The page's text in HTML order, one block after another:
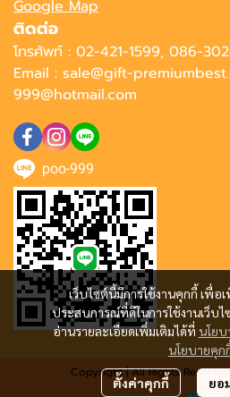
เว็บไซต์นี้มีการใช้งานคุกกี้ เพื่
ประสบการณ์ที่ดีในการใช้งานเว็บ
อ่านรายละเอียดเพิ่มเติมได้ที่ นโย
นโยบายคุก
ตั้งค่าคุกกี้ ยอ
Google Map
ติดต่อ
โทรศัพท์ : 02-421-1599, 086-
Email : sale@gift-
999@hotmail.com
poo-999
Copyright | All Rights